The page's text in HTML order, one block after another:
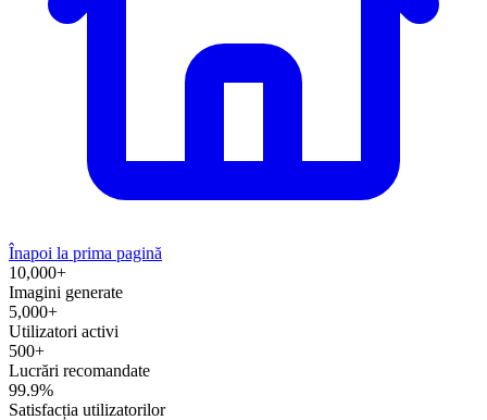
Înapoi la prima pagină
10,000+
Imagini generate
5,000+
Utilizatori activi
500+
Lucrări recomandate
99.9%
Satisfacția utilizatorilor